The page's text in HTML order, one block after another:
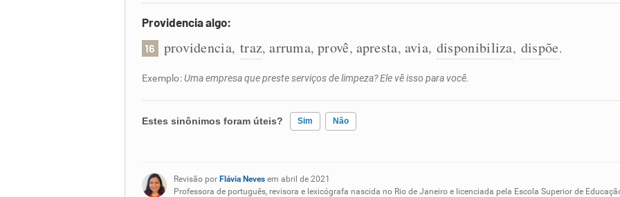
Providencia algo:
16 providencia, traz,arruma,provê, apresta, avia, disponibiliza, dispõe.
Exemplo: Uma empresa que preste serviços de limpeza? Ele vê isso para você.
Estes sinônimos foram úteis? Sim Não
Nenhum dos sinônimos apresentados me ajudou
Revisão por Flávia Nevesem abril de 2021
Professora de português, revisora e lexicógrafa nascida no Rio de Janeiro e licenciada pela Escola Superior de